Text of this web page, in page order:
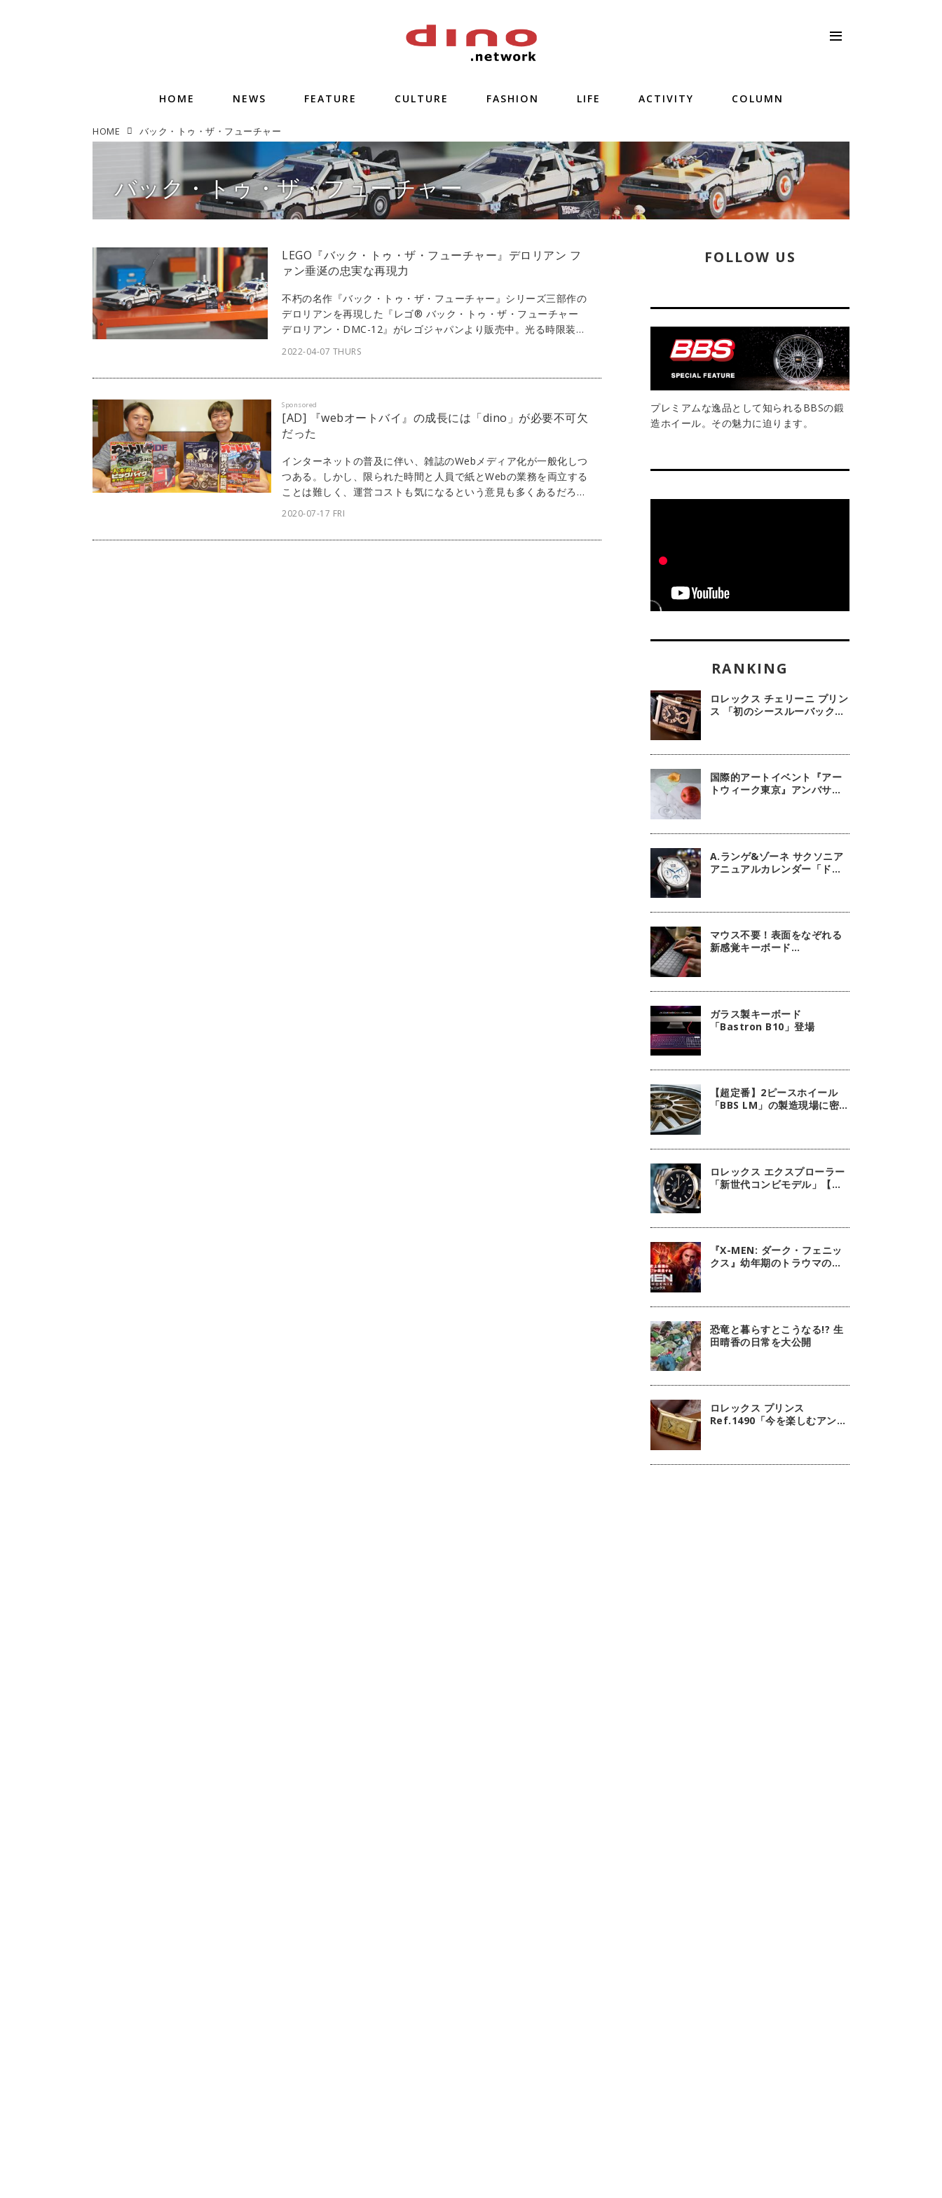
HOME NEWS FEATURE CULTURE FASHION LIFE ACTIVITY COLUMN
HOME バック・トゥ・ザ・フューチャー
バック・トゥ・ザ・フューチャー
LEGO『バック・トゥ・ザ・フューチャー』デロリアン フ
ァン垂涎の忠実な再現力
不朽の名作『バック・トゥ・ザ・フューチャー』シリーズ三部作の
デロリアンを再現した『レゴ® バック・トゥ・ザ・フューチャー
デロリアン・DMC-12』がレゴジャパンより販売中。光る時限装置
っている。カバー画像：© Universal City Studios LLC and Amblin
2022-04-07 THURS
[AD] 『webオートバイ』の成長には「dino」が必要不可欠
だった
インターネットの普及に伴い、雑誌のWebメディア化が一般化しつ
つある。しかし、限られた時間と人員で紙とWebの業務を両立する
ことは難しく、運営コストも気になるという意見も多くあるだろ
可能だ。ここでは、『webオートバイ』にてdinoを採用している株
Sponsored
2020-07-17 FRI
FOLLOW US
プレミアムな逸品として知られるBBSの鍛
造ホイール。その魅力に迫ります。
ロレックス チェリーニ プリン
ス 「初のシースルーバック・
国際的アートイベント『アー
トウィーク東京』アンバサダ
A.ランゲ&ゾーネ サクソニア
アニュアルカレンダー「ドイ
マウス不要！表面をなぞれる
新感覚キーボード
ガラス製キーボード
「Bastron B10」登場
【超定番】2ピースホイール
「BBS LM」の製造現場に密
ロレックス エクスプローラー
「新世代コンビモデル」【今
『X-MEN: ダーク・フェニッ
クス』幼年期のトラウマの扱
恐竜と暮らすとこうなる!? 生
田晴香の日常を大公開
ロレックス プリンス
Ref.1490「今を楽しむアンテ